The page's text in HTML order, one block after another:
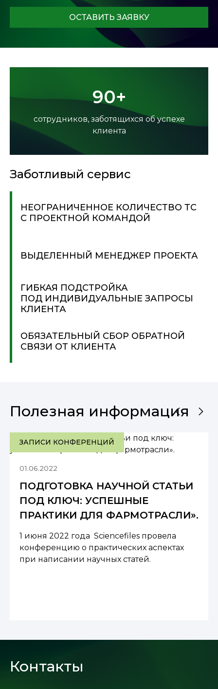
ОСТАВИТЬ ЗАЯВКУ
90+
сотрудников, заботящихся об успехе
клиента
Заботливый сервис
НЕОГРАНИЧЕННОЕ КОЛИЧЕСТВО ТС
С ПРОЕКТНОЙ КОМАНДОЙ
ВЫДЕЛЕННЫЙ МЕНЕДЖЕР ПРОЕКТА
ГИБКАЯ ПОДСТРОЙКА
ПОД ИНДИВИДУАЛЬНЫЕ ЗАПРОСЫ
КЛИЕНТА
ОБЯЗАТЕЛЬНЫЙ СБОР ОБРАТНОЙ
СВЯЗИ ОТ КЛИЕНТА
Полезная информация
ЗАПИСИ КОНФЕРЕНЦИЙ
01.06.2022
ПОДГОТОВКА НАУЧНОЙ СТАТЬИ
ПОД КЛЮЧ: УСПЕШНЫЕ
ПРАКТИКИ ДЛЯ ФАРМОТРАСЛИ».
1 июня 2022 года Sciencefiles провела
конференцию о практических аспектах
при написании научных статей.
Контакты